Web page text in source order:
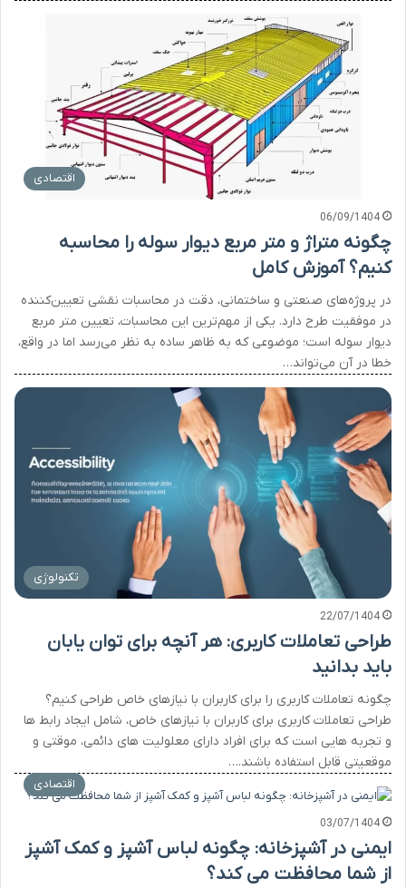
اقتصادی
06/09/1404
چگونه متراژ و متر مربع دیوار سوله را محاسبه
کنیم؟ آموزش کامل
در پروژه‌های صنعتی و ساختمانی، دقت در محاسبات نقشی تعیین‌کننده
در موفقیت طرح دارد. یکی از مهم‌ترین این محاسبات، تعیین متر مربع
دیوار سوله است؛ موضوعی که به ظاهر ساده به نظر می‌رسد اما در واقع،
خطا در آن می‌تواند…
تکنولوژی
22/07/1404
طراحی تعاملات کاربری: هر آنچه برای توان یابان
باید بدانید
چگونه تعاملات کاربری را برای کاربران با نیازهای خاص طراحی کنیم؟
طراحی تعاملات کاربری برای کاربران با نیازهای خاص، شامل ایجاد رابط ها
و تجربه هایی است که برای افراد دارای معلولیت های دائمی، موقتی و
موقعیتی قابل استفاده باشند.…
اقتصادی
03/07/1404
ایمنی در آشپزخانه: چگونه لباس آشپز و کمک آشپز
از شما محافظت می کند؟